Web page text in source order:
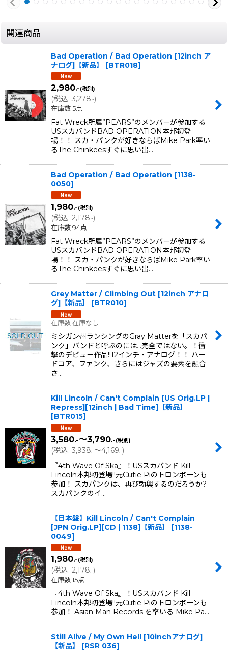
関連商品
Bad Operation / Bad Operation [12inch ア
ナログ]【新品】
[BTR018]
2,980.-(税別)
(税込: 3,278.-)
在庫数 5点
Fat Wreck所属”PEARS”のメンバーが参加する
USスカバンドBAD OPERATION本邦初登
場！！ スカ・パンクが好きならばMike Park率い
るThe Chinkeesすぐに思い出…
Bad Operation / Bad Operation [1138-
0050]
1,980.-(税別)
(税込: 2,178.-)
在庫数 94点
Fat Wreck所属”PEARS”のメンバーが参加する
USスカバンドBAD OPERATION本邦初登
場！！ スカ・パンクが好きならばMike Park率い
るThe Chinkeesすぐに思い出…
Grey Matter / Climbing Out [12inch アナロ
グ]【新品】
[BTR010]
在庫数 在庫なし
ミシガン州ランシングのGray Matterを「スカパ
ンク」バンドと呼ぶのには...完全ではない。！衝
撃のデビュー作品!!12インチ・アナログ！！ ハー
ドコア、ファンク、さらにはジャズの要素を融合
さ…
Kill Lincoln / Can't Complain [US Orig.LP |
Repress][12inch | Bad Time]【新品】
[BTR015]
3,580.-～3,790.-(税別)
(税込: 3,938 .-～4,169 .-)
『4th Wave Of Ska』！USスカバンド Kill
Lincoln本邦初登場!!元Cutie Piのトロンボーンも
参加！ スカパンクは、再び勃興するのだろうか?
スカパンクのイ…
【日本盤】Kill Lincoln / Can't Complain
[JPN Orig.LP][CD | 1138]【新品】
[1138-
0049]
1,980.-(税別)
(税込: 2,178.-)
在庫数 15点
『4th Wave Of Ska』！USスカバンド Kill
Lincoln本邦初登場!!元Cutie Piのトロンボーンも
参加！ Asian Man Records を率いる Mike Pa…
Still Alive / My Own Hell [10inchアナログ]
【新品】
[RSR 036]